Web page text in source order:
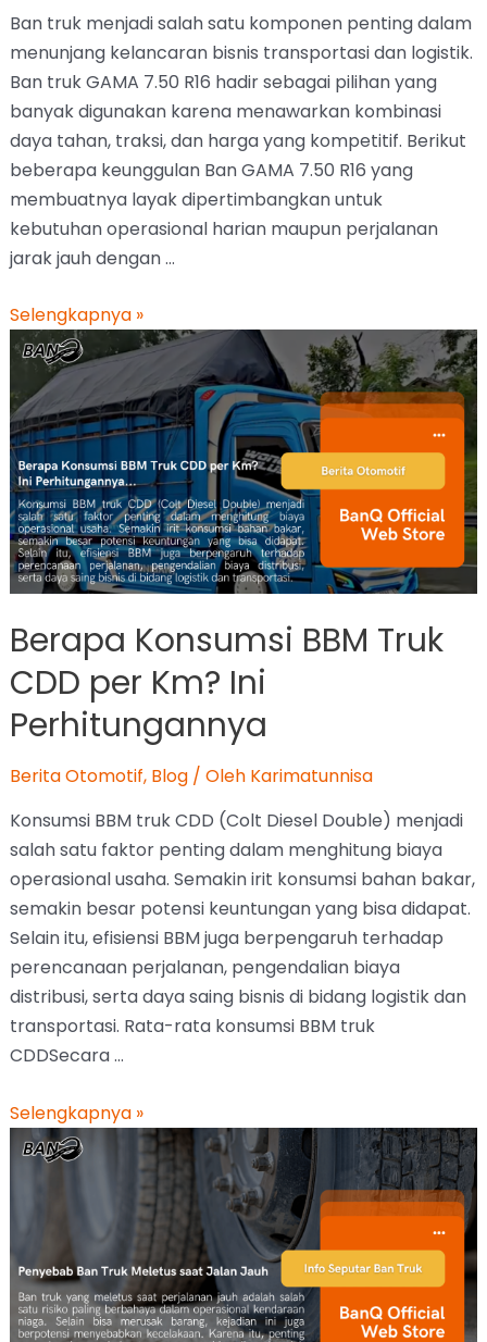
Ban truk menjadi salah satu komponen penting dalam
menunjang kelancaran bisnis transportasi dan logistik.
Ban truk GAMA 7.50 R16 hadir sebagai pilihan yang
banyak digunakan karena menawarkan kombinasi
daya tahan, traksi, dan harga yang kompetitif. Berikut
beberapa keunggulan Ban GAMA 7.50 R16 yang
membuatnya layak dipertimbangkan untuk
kebutuhan operasional harian maupun perjalanan
jarak jauh dengan …
Selengkapnya »
Berapa Konsumsi BBM Truk
CDD per Km? Ini
Perhitungannya
Berita Otomotif, Blog/ Oleh Karimatunnisa
Konsumsi BBM truk CDD (Colt Diesel Double) menjadi
salah satu faktor penting dalam menghitung biaya
operasional usaha. Semakin irit konsumsi bahan bakar,
semakin besar potensi keuntungan yang bisa didapat.
Selain itu, efisiensi BBM juga berpengaruh terhadap
perencanaan perjalanan, pengendalian biaya
distribusi, serta daya saing bisnis di bidang logistik dan
transportasi. Rata-rata konsumsi BBM truk
CDDSecara …
Selengkapnya »